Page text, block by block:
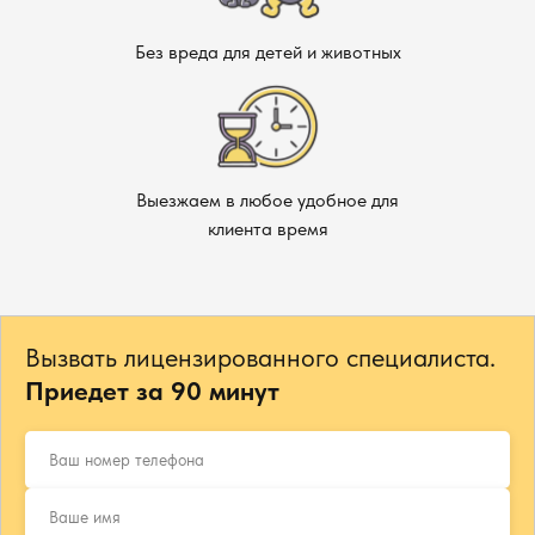
Без вреда для детей и животных
Выезжаем в любое удобное для
клиента время
Вызвать лицензированного специалиста.
Приедет за 90 минут